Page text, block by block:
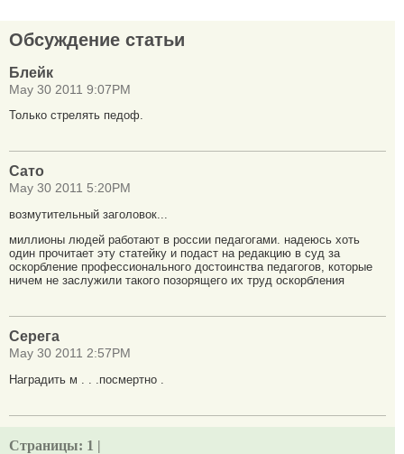
Обсуждение статьи
Блейк
May 30 2011 9:07PM
Только стрелять педоф.
Сато
May 30 2011 5:20PM
возмутительный заголовок...
миллионы людей работают в россии педагогами. надеюсь хоть
один прочитает эту статейку и подаст на редакцию в суд за
оскорбление профессионального достоинства педагогов, которые
ничем не заслужили такого позорящего их труд оскорбления
Серега
May 30 2011 2:57PM
Наградить м . . .посмертно .
Страницы: 1 |